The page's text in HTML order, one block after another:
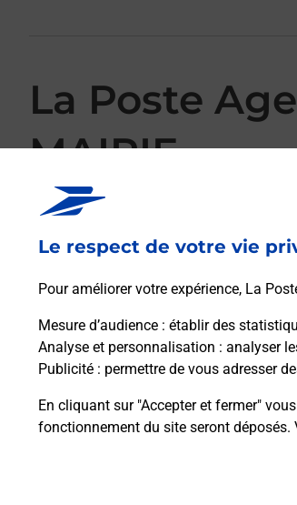
Le respect de votre vie
Pour améliorer votre expérience, La
Mesure d’audience : établir des
Analyse et personnalisation : analyser
Publicité : permettre de vous adresser
En cliquant sur "Accepter et fermer"
fonctionnement du site seront
La Poste
MAIRIE
Votre point de contact La Poste Agence
AGNANT DE VERSILLAT pour répondre
pouvez également, sans vous déplacer,
envoyer des lettres recommandées, des
Le tout quand vous voulez, où vous
Découvrez toutes les offres et